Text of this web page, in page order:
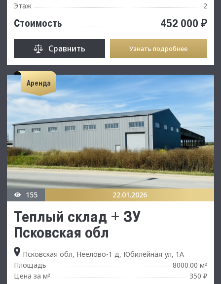
Этаж
2
Стоимость 452 000 ₽
Сравнить Узнать подробнее
Аренда
155 22.01.2026
Теплый склад + ЗУ
Псковская обл
Псковская обл, Неелово-1 д, Юбилейная ул, 1А
Площадь
8000.00 м²
Цена за м²
350 ₽